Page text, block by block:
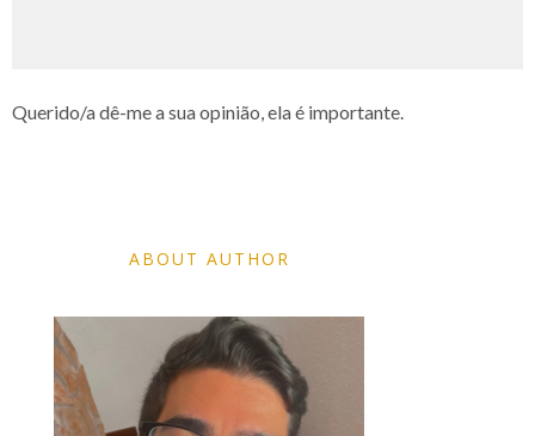
Querido/a dê-me a sua opinião, ela é importante.
ABOUT AUTHOR